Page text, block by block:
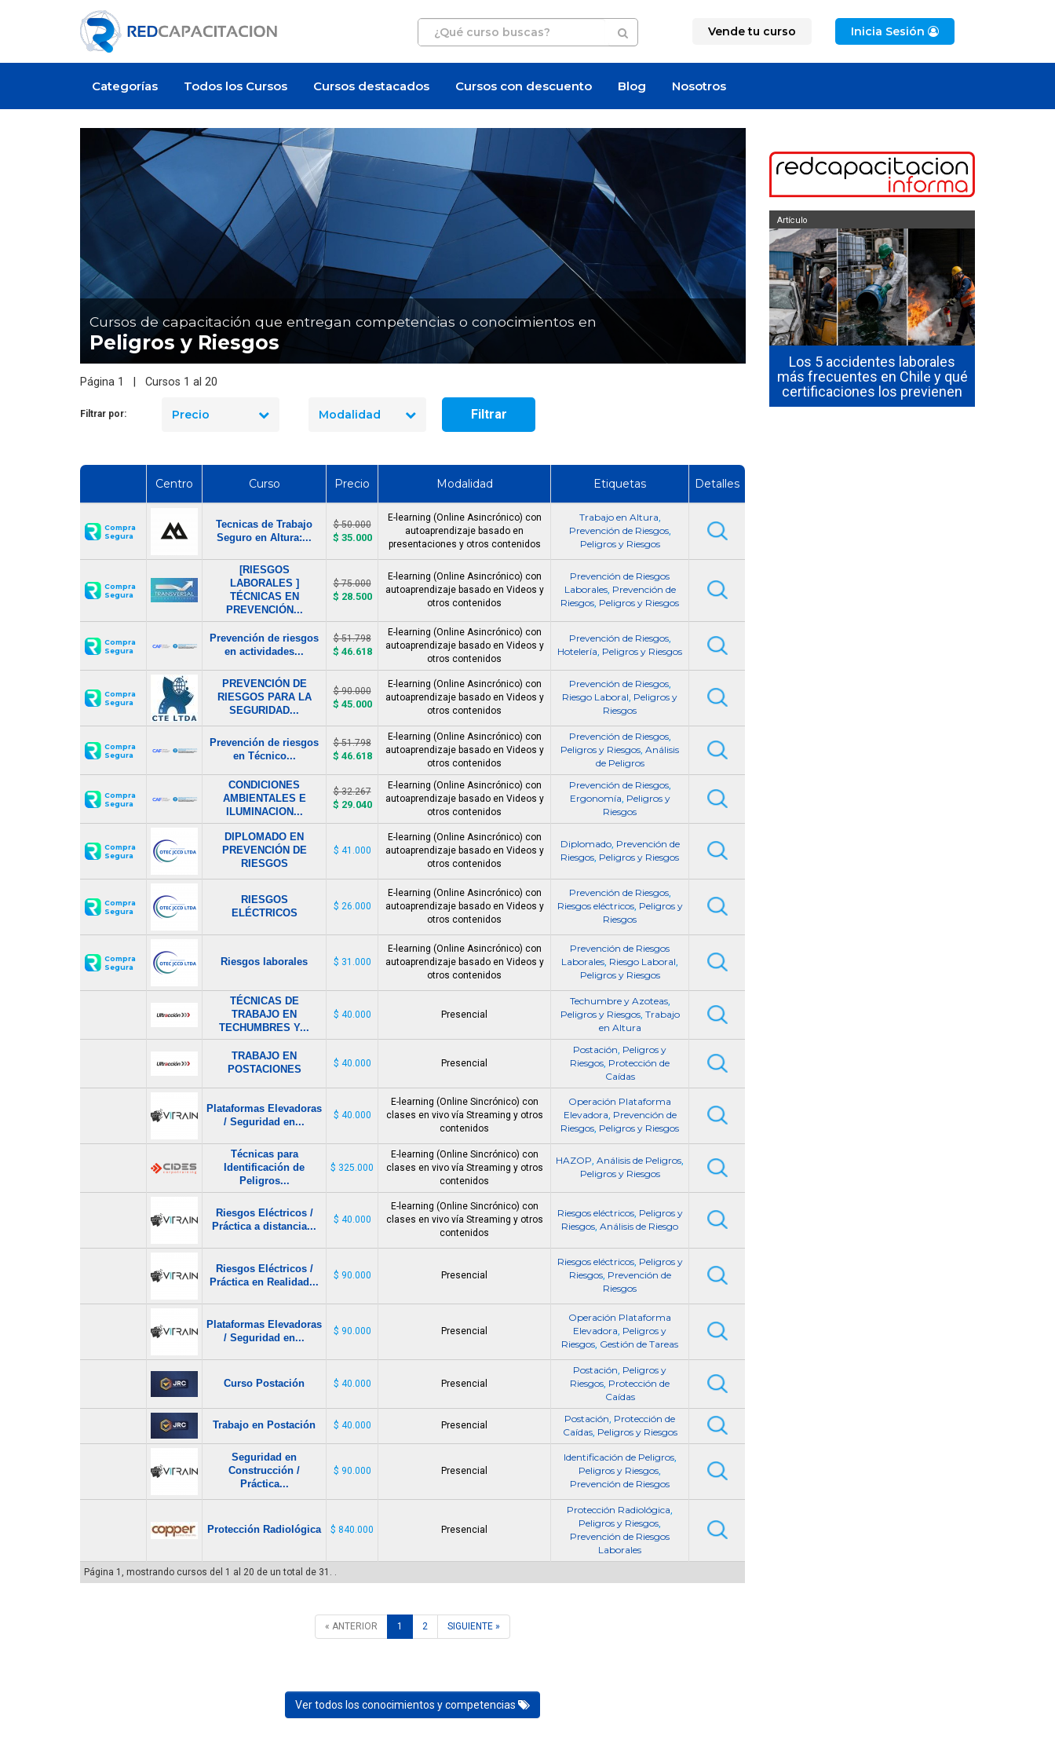
Vende tu curso Inicia Sesión
Categorías Todos los Cursos Cursos destacados Cursos con descuento Blog Nosotros
Cursos de capacitación que entregan competencias o conocimientos en
Peligros y Riesgos
Página 1 | Cursos 1 al 20
Filtrar por: Precio Modalidad Filtrar
Centro Curso Precio Modalidad Etiquetas Detalles
Compra
Segura
Tecnicas de Trabajo
Seguro en Altura:...
$ 50.000
$ 35.000
E-learning (Online Asincrónico) con
autoaprendizaje basado en
presentaciones y otros contenidos
Trabajo en Altura,
Prevención de Riesgos,
Peligros y Riesgos
Compra
Segura
[RIESGOS
LABORALES ]
TÉCNICAS EN
PREVENCIÓN...
$ 75.000
$ 28.500
E-learning (Online Asincrónico) con
autoaprendizaje basado en Videos y
otros contenidos
Prevención de Riesgos
Laborales, Prevención de
Riesgos, Peligros y Riesgos
Compra
Segura
Prevención de riesgos
en actividades...
$ 51.798
$ 46.618
E-learning (Online Asincrónico) con
autoaprendizaje basado en Videos y
otros contenidos
Prevención de Riesgos,
Hotelería, Peligros y Riesgos
Compra
Segura
PREVENCIÓN DE
RIESGOS PARA LA
SEGURIDAD...
$ 90.000
$ 45.000
E-learning (Online Asincrónico) con
autoaprendizaje basado en Videos y
otros contenidos
Prevención de Riesgos,
Riesgo Laboral, Peligros y
Riesgos
Compra
Segura
Prevención de riesgos
en Técnico...
$ 51.798
$ 46.618
E-learning (Online Asincrónico) con
autoaprendizaje basado en Videos y
otros contenidos
Prevención de Riesgos,
Peligros y Riesgos, Análisis
de Peligros
Compra
Segura
CONDICIONES
AMBIENTALES E
ILUMINACION...
$ 32.267
$ 29.040
E-learning (Online Asincrónico) con
autoaprendizaje basado en Videos y
otros contenidos
Prevención de Riesgos,
Ergonomía, Peligros y
Riesgos
Compra
Segura
DIPLOMADO EN
PREVENCIÓN DE
RIESGOS
$ 41.000
E-learning (Online Asincrónico) con
autoaprendizaje basado en Videos y
otros contenidos
Diplomado, Prevención de
Riesgos, Peligros y Riesgos
Compra
Segura
RIESGOS
ELÉCTRICOS
$ 26.000
E-learning (Online Asincrónico) con
autoaprendizaje basado en Videos y
otros contenidos
Prevención de Riesgos,
Riesgos eléctricos, Peligros y
Riesgos
Compra
Segura
Riesgos laborales $ 31.000
E-learning (Online Asincrónico) con
autoaprendizaje basado en Videos y
otros contenidos
Prevención de Riesgos
Laborales, Riesgo Laboral,
Peligros y Riesgos
TÉCNICAS DE
TRABAJO EN
TECHUMBRES Y...
$ 40.000 Presencial
Techumbre y Azoteas,
Peligros y Riesgos, Trabajo
en Altura
TRABAJO EN
POSTACIONES
$ 40.000 Presencial
Postación, Peligros y
Riesgos, Protección de
Caídas
Plataformas Elevadoras
/ Seguridad en...
$ 40.000
E-learning (Online Sincrónico) con
clases en vivo vía Streaming y otros
contenidos
Operación Plataforma
Elevadora, Prevención de
Riesgos, Peligros y Riesgos
Técnicas para
Identificación de
Peligros...
$ 325.000
E-learning (Online Sincrónico) con
clases en vivo vía Streaming y otros
contenidos
HAZOP, Análisis de Peligros,
Peligros y Riesgos
Riesgos Eléctricos /
Práctica a distancia...
$ 40.000
E-learning (Online Sincrónico) con
clases en vivo vía Streaming y otros
contenidos
Riesgos eléctricos, Peligros y
Riesgos, Análisis de Riesgo
Riesgos Eléctricos /
Práctica en Realidad...
$ 90.000 Presencial
Riesgos eléctricos, Peligros y
Riesgos, Prevención de
Riesgos
Plataformas Elevadoras
/ Seguridad en...
$ 90.000 Presencial
Operación Plataforma
Elevadora, Peligros y
Riesgos, Gestión de Tareas
Curso Postación $ 40.000 Presencial
Postación, Peligros y
Riesgos, Protección de
Caídas
Trabajo en Postación $ 40.000 Presencial
Postación, Protección de
Caídas, Peligros y Riesgos
Seguridad en
Construcción /
Práctica...
$ 90.000 Presencial
Identificación de Peligros,
Peligros y Riesgos,
Prevención de Riesgos
Protección Radiológica $ 840.000 Presencial
Protección Radiológica,
Peligros y Riesgos,
Prevención de Riesgos
Laborales
Página 1, mostrando cursos del 1 al 20 de un total de 31. .
« ANTERIOR 1 2 SIGUIENTE »
Ver todos los conocimientos y competencias
¿Qué es un permiso de trabajo
Los 5 accidentes laborales
más frecuentes en Chile y qué
certificaciones los previenen
Artículo